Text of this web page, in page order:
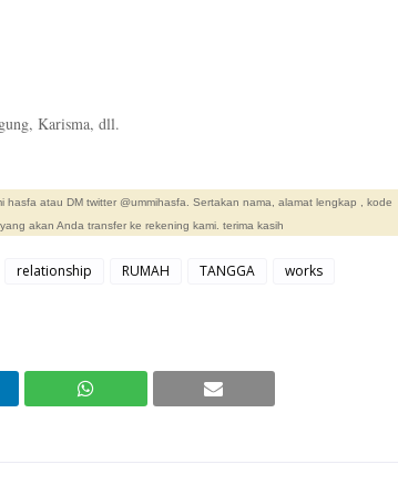
Karisma, dll.
atau DM twitter @ummihasfa. Sertakan nama, alamat lengkap , kode
akan Anda transfer ke rekening kami. terima kasih
relationship RUMAH TANGGA works